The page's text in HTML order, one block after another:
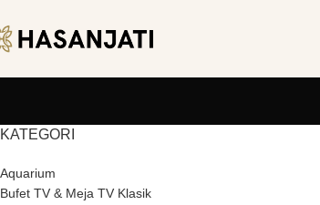
KATEGORI
Aquarium
Bufet TV & Meja TV Klasik